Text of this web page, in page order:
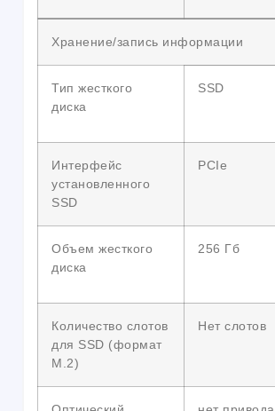
Хранение/запись информации
Тип жесткого
диска
SSD
Интерфейс
установленного
SSD
PCIe
Объем жесткого
диска
256 Гб
Количество слотов
для SSD (формат
M.2)
Нет слотов